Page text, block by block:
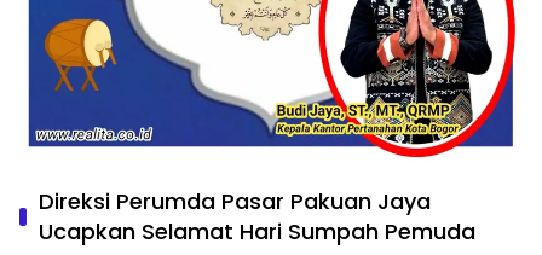
Direksi Perumda Pasar Pakuan Jaya
Ucapkan Selamat Hari Sumpah Pemuda